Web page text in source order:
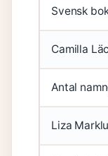
Svensk
Camilla
Antal
Liza